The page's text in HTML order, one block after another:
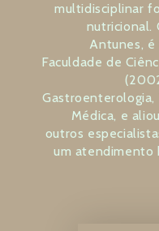
multidisciplinar
nutricional.
Antunes, é
Faculdade de
Gastroenterologia,
Médica, e
outros
um atendimento